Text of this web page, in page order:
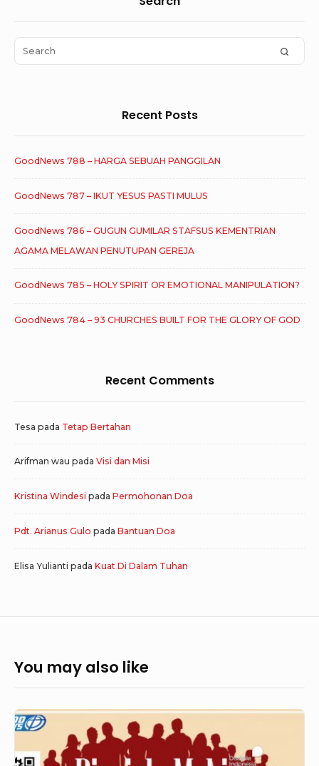
Area
Search
for:
Recent Posts
GoodNews 788 – HARGA SEBUAH PANGGILAN
GoodNews 787 – IKUT YESUS PASTI MULUS
GoodNews 786 – GUGUN GUMILAR STAFSUS KEMENTRIAN
AGAMA MELAWAN PENUTUPAN GEREJA
GoodNews 785 – HOLY SPIRIT OR EMOTIONAL MANIPULATION?
GoodNews 784 – 93 CHURCHES BUILT FOR THE GLORY OF GOD
Recent Comments
Tesa pada Tetap Bertahan
Arifman wau pada Visi dan Misi
Kristina Windesi pada Permohonan Doa
Pdt. Arianus Gulo pada Bantuan Doa
Elisa Yulianti pada Kuat Di Dalam Tuhan
You may also like
GoodNews
–